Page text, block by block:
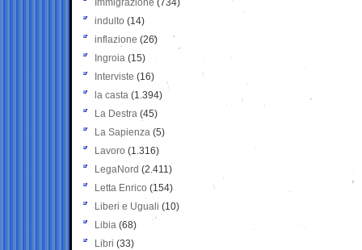
Immigrazione (734)
indulto (14)
inflazione (26)
Ingroia (15)
Interviste (16)
la casta (1.394)
La Destra (45)
La Sapienza (5)
Lavoro (1.316)
LegaNord (2.411)
Letta Enrico (154)
Liberi e Uguali (10)
Libia (68)
Libri (33)